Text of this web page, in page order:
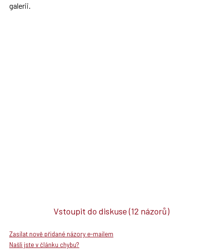
galerii.
Vstoupit do diskuse(12 názorů)
Zasílat nově přidané názory e-mailem
Našli jste v článku chybu?